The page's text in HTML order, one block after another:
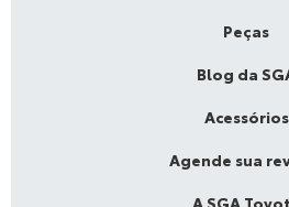
Peças
Blog da
Acessórios
Agende sua
A SGA